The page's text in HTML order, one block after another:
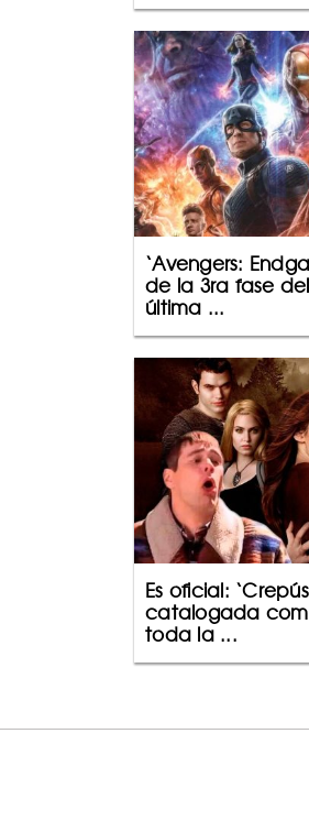
‘Avengers:
de la 3ra fase
última ...
Es oficial:
catalogada
toda la ...